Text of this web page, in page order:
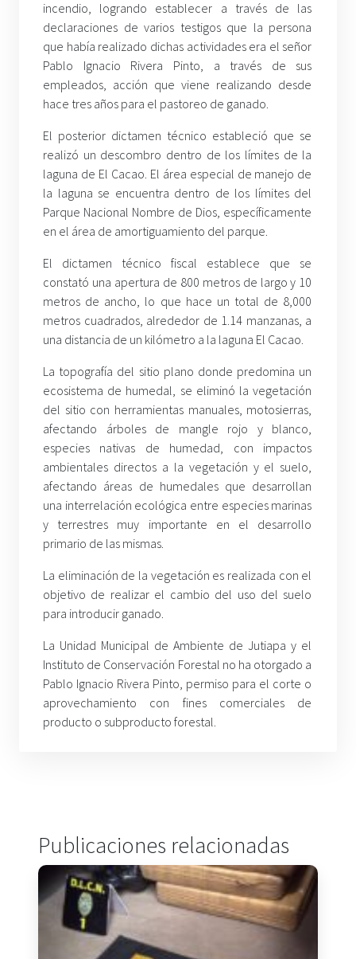
incendio, logrando establecer a través de las
declaraciones de varios testigos que la persona
que había realizado dichas actividades era el señor
Pablo Ignacio Rivera Pinto, a través de sus
empleados, acción que viene realizando desde
hace tres años para el pastoreo de ganado.
El posterior dictamen técnico estableció que se
realizó un descombro dentro de los límites de la
laguna de El Cacao. El área especial de manejo de
la laguna se encuentra dentro de los límites del
Parque Nacional Nombre de Dios, específicamente
en el área de amortiguamiento del parque.
El dictamen técnico fiscal establece que se
constató una apertura de 800 metros de largo y 10
metros de ancho, lo que hace un total de 8,000
metros cuadrados, alrededor de 1.14 manzanas, a
una distancia de un kilómetro a la laguna El Cacao.
La topografía del sitio plano donde predomina un
ecosistema de humedal, se eliminó la vegetación
del sitio con herramientas manuales, motosierras,
afectando árboles de mangle rojo y blanco,
especies nativas de humedad, con impactos
ambientales directos a la vegetación y el suelo,
afectando áreas de humedales que desarrollan
una interrelación ecológica entre especies marinas
y terrestres muy importante en el desarrollo
primario de las mismas.
La eliminación de la vegetación es realizada con el
objetivo de realizar el cambio del uso del suelo
para introducir ganado.
La Unidad Municipal de Ambiente de Jutiapa y el
Instituto de Conservación Forestal no ha otorgado a
Pablo Ignacio Rivera Pinto, permiso para el corte o
aprovechamiento con fines comerciales de
producto o subproducto forestal.
Publicaciones relacionadas